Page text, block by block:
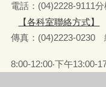
電話：(04)2228-9111
【各科室聯絡方式】
傳真：(04)2223-0230
服務
8:00-12:00‧下午13:00-